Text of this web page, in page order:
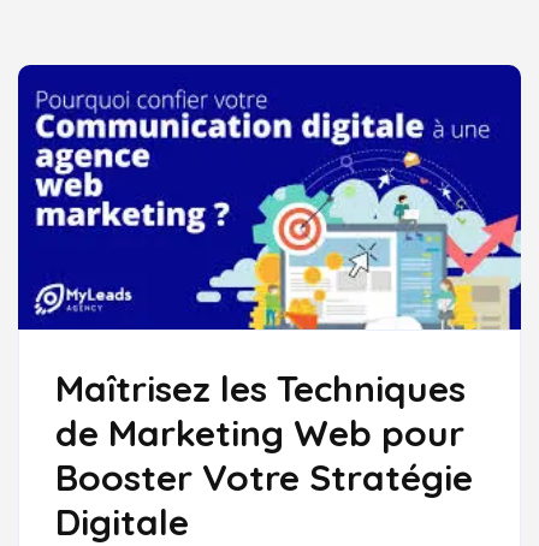
Maîtrisez les Techniques
de Marketing Web pour
Booster Votre Stratégie
Digitale